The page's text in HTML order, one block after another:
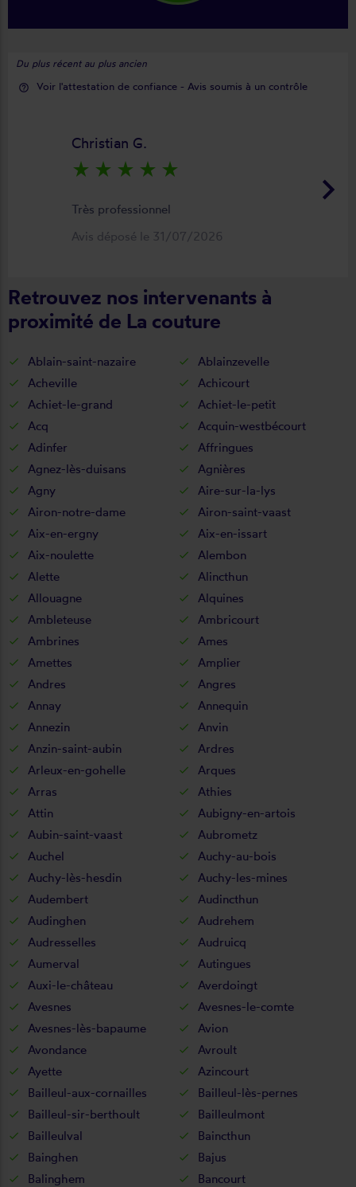
Du plus récent au plus ancien
help_outline Voir l'attestation de confiance - Avis soumis à un contrôle
keyboard_arrow_right
Christian G.
star_rate star_rate star_rate star_rate star_rate
Très professionnel
Avis déposé le 31/07/2026
Retrouvez nos intervenants à
proximité de La couture
Ablain-saint-nazaire
Ablainzevelle
Acheville
Achicourt
Achiet-le-grand
Achiet-le-petit
Acq
Acquin-westbécourt
Adinfer
Affringues
Agnez-lès-duisans
Agnières
Agny
Aire-sur-la-lys
Airon-notre-dame
Airon-saint-vaast
Aix-en-ergny
Aix-en-issart
Aix-noulette
Alembon
Alette
Alincthun
Allouagne
Alquines
Ambleteuse
Ambricourt
Ambrines
Ames
Amettes
Amplier
Andres
Angres
Annay
Annequin
Annezin
Anvin
Anzin-saint-aubin
Ardres
Arleux-en-gohelle
Arques
Arras
Athies
Attin
Aubigny-en-artois
Aubin-saint-vaast
Aubrometz
Auchel
Auchy-au-bois
Auchy-lès-hesdin
Auchy-les-mines
Audembert
Audincthun
Audinghen
Audrehem
Audresselles
Audruicq
Aumerval
Autingues
Auxi-le-château
Averdoingt
Avesnes
Avesnes-le-comte
Avesnes-lès-bapaume
Avion
Avondance
Avroult
Ayette
Azincourt
Bailleul-aux-cornailles
Bailleul-lès-pernes
Bailleul-sir-berthoult
Bailleulmont
Bailleulval
Baincthun
Bainghen
Bajus
Balinghem
Bancourt